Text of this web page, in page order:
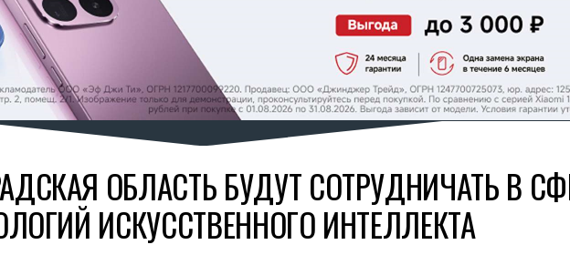
ОБЛАСТЬ БУДУТ СОТРУДНИЧАТЬ В
ИСКУССТВЕННОГО ИНТЕЛЛЕКТА